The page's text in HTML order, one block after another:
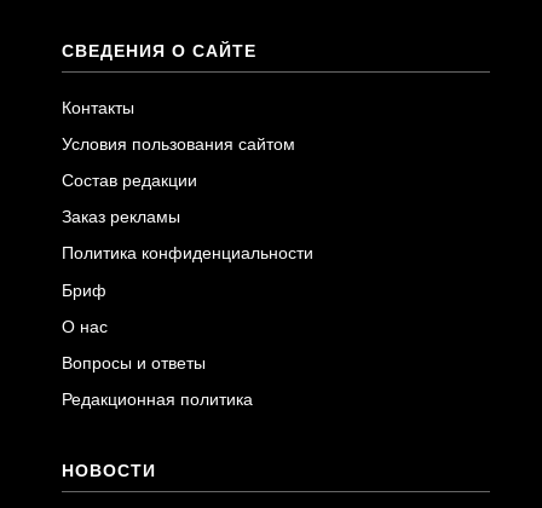
СВЕДЕНИЯ О САЙТЕ
Контакты
Условия пользования сайтом
Состав редакции
Заказ рекламы
Политика конфиденциальности
Бриф
О нас
Вопросы и ответы
Редакционная политика
НОВОСТИ